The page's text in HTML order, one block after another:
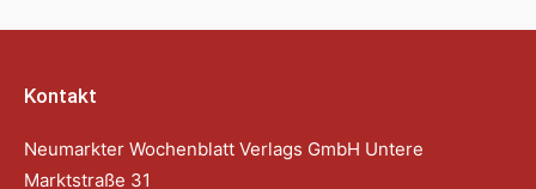
Kontakt
Neumarkter Wochenblatt Verlags GmbH Untere
Marktstraße 31